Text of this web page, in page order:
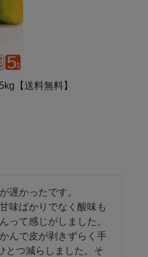
【送料無料】
遅かったです。
味ばかりでなく酸味も
って感じがしました。
んで皮が剥きずらく手
とつ減らしました。そ